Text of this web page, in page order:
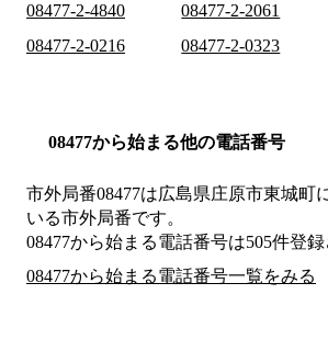
08477-2-4840
08477-2-2061
08477-2-0216
08477-2-0323
08477から始まる他の電話番号
市外局番08477は広島県庄原市東城町
いる市外局番です。
08477から始まる電話番号は505件登録
08477から始まる電話番号一覧をみる